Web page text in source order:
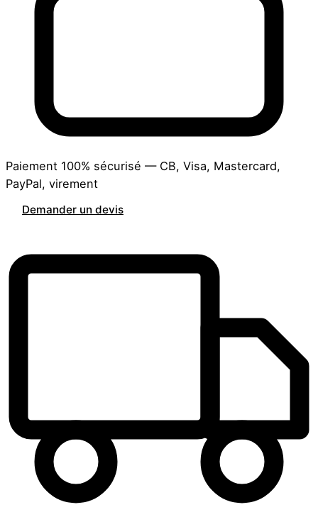
Paiement 100% sécurisé — CB, Visa, Mastercard,
PayPal, virement
Demander un devis